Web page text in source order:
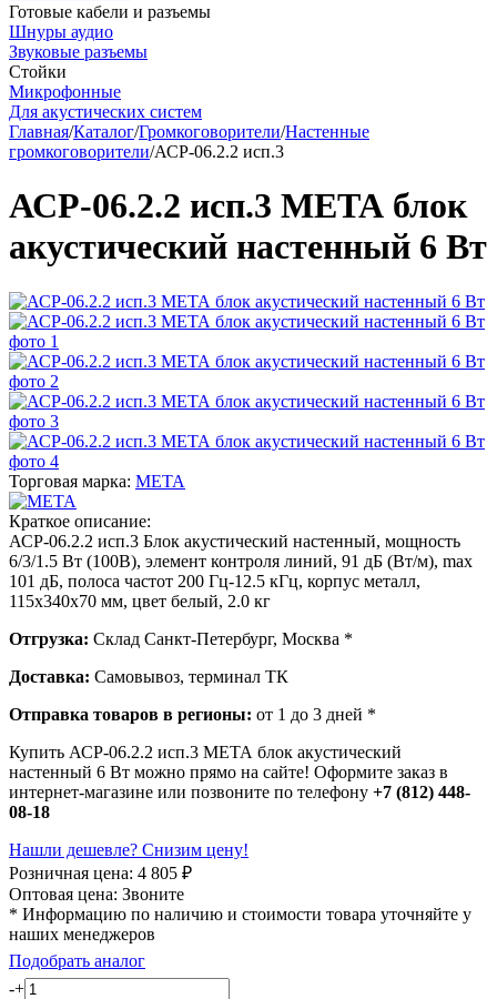
Готовые кабели и разъемы
Шнуры аудио
Звуковые разъемы
Стойки
Микрофонные
Для акустических систем
Главная/Каталог/Громкоговорители/Настенные
громкоговорители/АСР-06.2.2 исп.3
АСР-06.2.2 исп.3 МЕТА блок
акустический настенный 6 Вт
Торговая марка: МЕТА
Краткое описание:
АСР-06.2.2 исп.3 Блок акустический настенный, мощность
6/3/1.5 Вт (100В), элемент контроля линий, 91 дБ (Вт/м), max
101 дБ, полоса частот 200 Гц-12.5 кГц, корпус металл,
115х340х70 мм, цвет белый, 2.0 кг
Отгрузка: Склад Санкт-Петербург, Москва *
Доставка: Самовывоз, терминал ТК
Отправка товаров в регионы: от 1 до 3 дней *
Купить АСР-06.2.2 исп.3 МЕТА блок акустический
настенный 6 Вт можно прямо на сайте! Оформите заказ в
интернет-магазине или позвоните по телефону +7 (812) 448-
08-18
Нашли дешевле? Снизим цену!
Розничная цена: 4 805 ₽
Оптовая цена: Звоните
* Информацию по наличию и стоимости товара уточняйте у
наших менеджеров
Подобрать аналог
-+